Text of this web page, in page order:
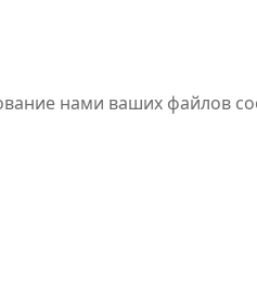
нами ваших файлов